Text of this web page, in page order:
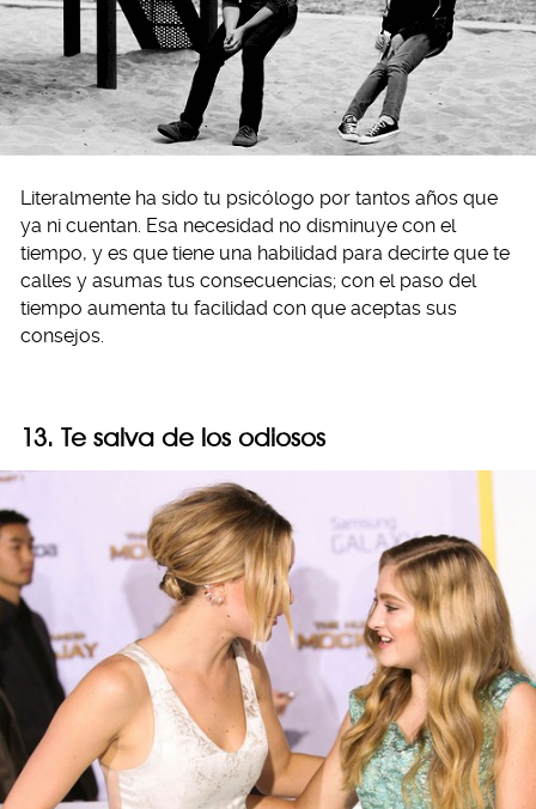
Literalmente ha sido tu psicólogo por tantos años que
ya ni cuentan. Esa necesidad no disminuye con el
tiempo, y es que tiene una habilidad para decirte que te
calles y asumas tus consecuencias; con el paso del
tiempo aumenta tu facilidad con que aceptas sus
consejos.
13. Te salva de los odiosos